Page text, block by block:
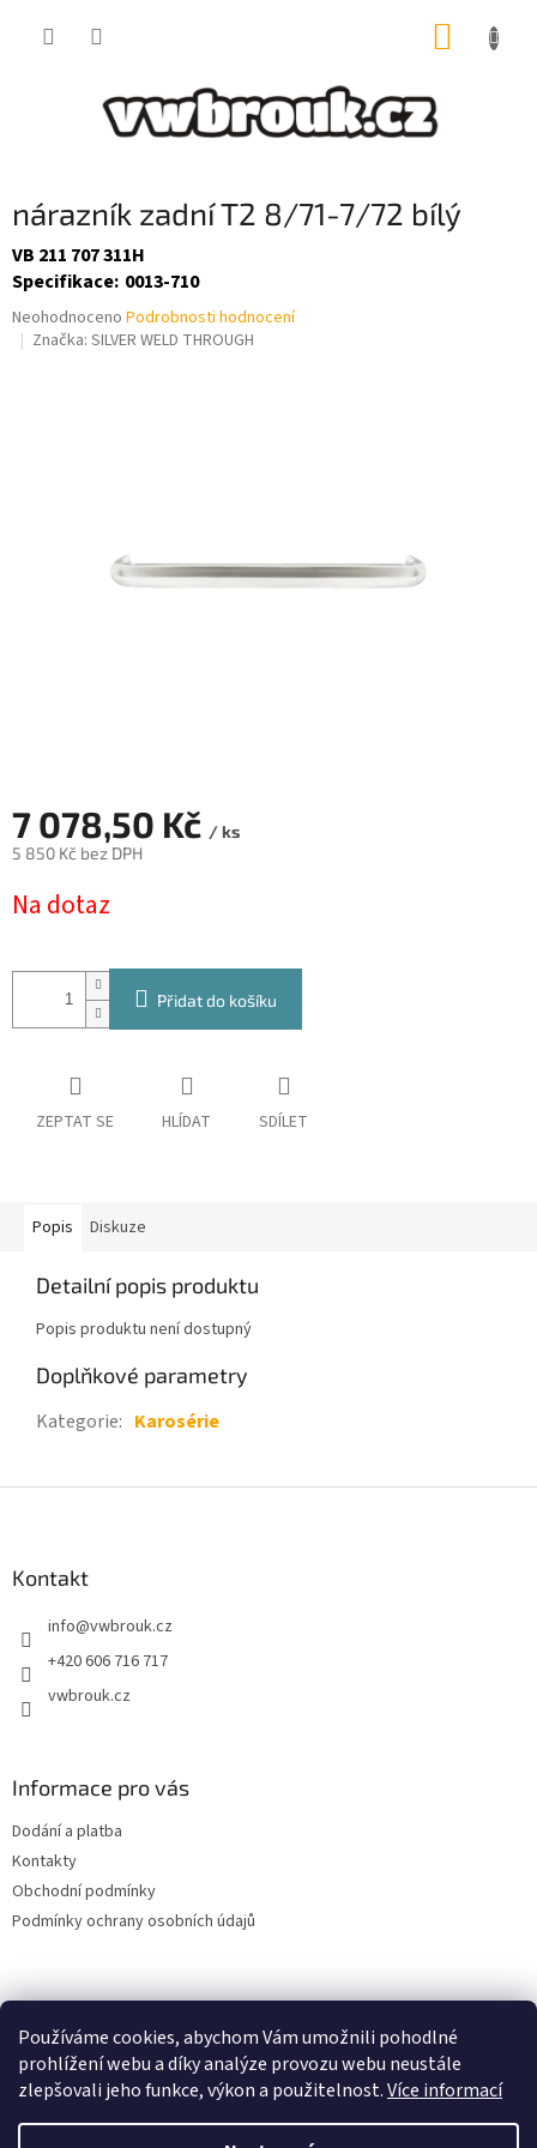
Používáme cookies, abychom Vám umožnili pohodlné
prohlížení webu a díky analýze provozu webu neustále
zlepšovali jeho funkce, výkon a použitelnost.Více informací
nárazník zadní T2 8/71-7/72 bílý
VB 211 707 311H
Specifikace: 0013-710
Průměrné
hodnocení
Neohodnoceno Podrobnosti hodnocení
Značka: SILVER WELD THROUGH
7 078,50 Kč / ks
5 850 Kč bez DPH
cena:
Na dotaz
Přidat do košíku
ZEPTAT SE HLÍDAT SDÍLET
Popis Diskuze
Detailní popis produktu
Popis produktu není dostupný
Doplňkové parametry
Kategorie: Karosérie
Kontakt
info@vwbrouk.cz
+420 606 716 717
vwbrouk.cz
Informace pro vás
Dodání a platba
Kontakty
Obchodní podmínky
Podmínky ochrany osobních údajů